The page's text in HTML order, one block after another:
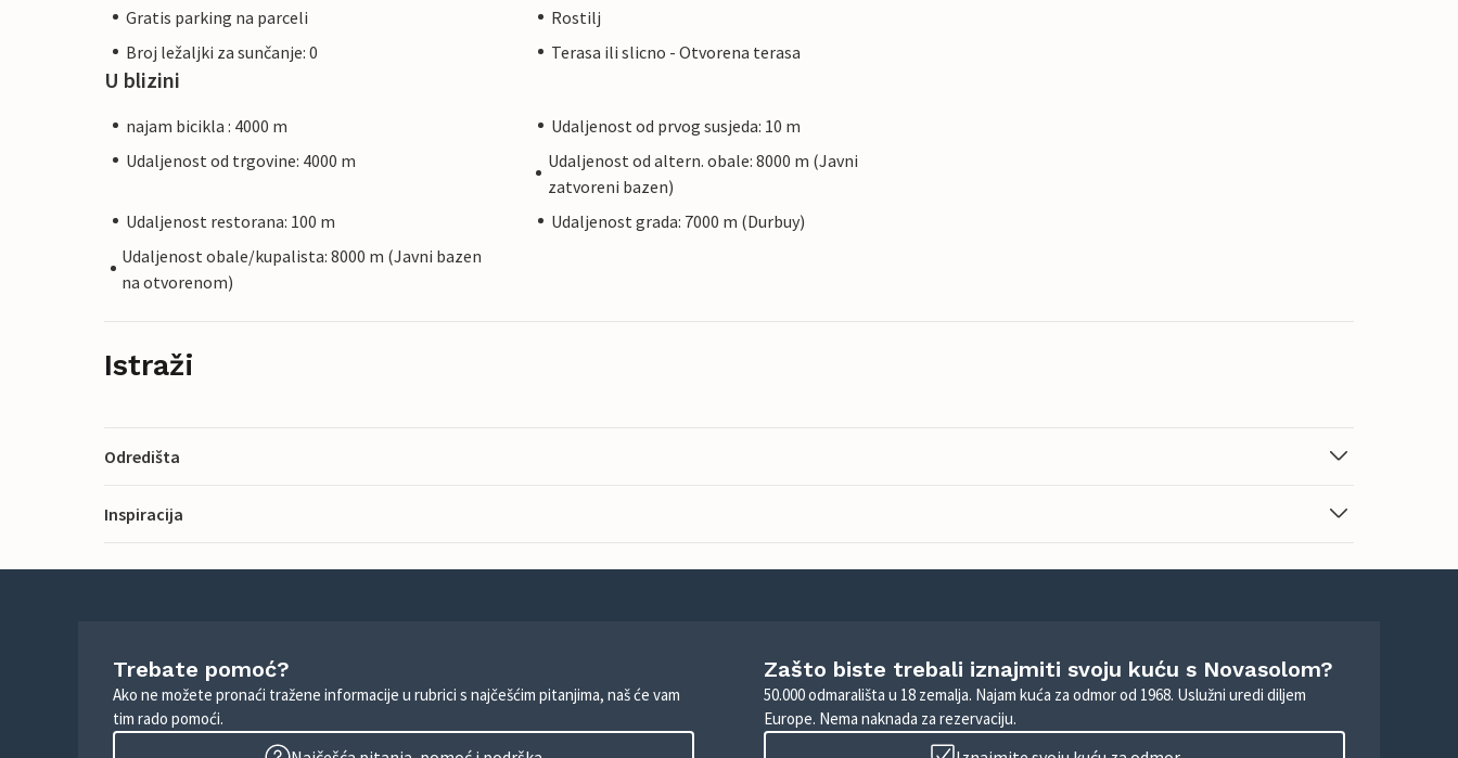
Gratis parking na parceli
Rostilj
Broj ležaljki za sunčanje: 0
Terasa ili slicno - Otvorena terasa
U blizini
najam bicikla : 4000 m
Udaljenost od prvog susjeda: 10 m
Udaljenost od trgovine: 4000 m
Udaljenost od altern. obale: 8000 m (Javni
zatvoreni bazen)
Udaljenost restorana: 100 m
Udaljenost grada: 7000 m (Durbuy)
Udaljenost obale/kupalista: 8000 m (Javni bazen
na otvorenom)
Istraži
Odredišta
Inspiracija
Trebate pomoć?
Ako ne možete pronaći tražene informacije u rubrici s najčešćim pitanjima, naš će vam
tim rado pomoći.
Zašto biste trebali iznajmiti svoju kuću s Novasolom?
50.000 odmarališta u 18 zemalja. Najam kuća za odmor od 1968. Uslužni uredi diljem
Europe. Nema naknada za rezervaciju.